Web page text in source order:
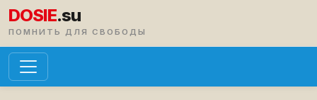
DOSIE.su
ПОМНИТЬ ДЛЯ СВОБОДЫ